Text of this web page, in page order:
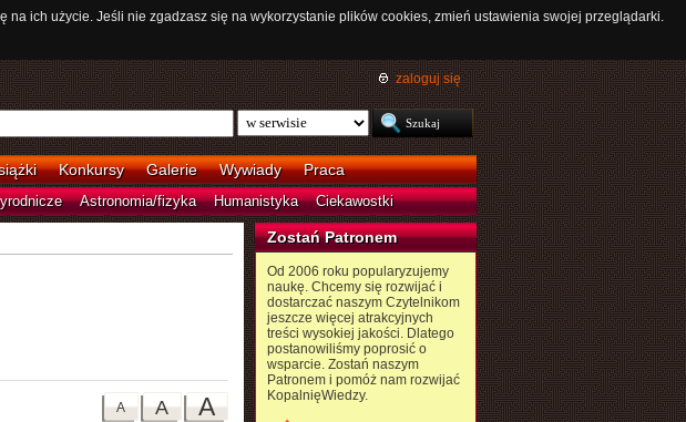
ich użycie. Jeśli nie zgadzasz się na wykorzystanie plików cookies, zmień ustawienia swojej przeglądarki.
zaloguj się
Konkursy Galerie Wywiady Praca
Astronomia/fizyka Humanistyka Ciekawostki
A
A
A
Zostań Patronem
Od 2006 roku popularyzujemy
naukę. Chcemy się rozwijać i
dostarczać naszym Czytelnikom
jeszcze więcej atrakcyjnych
treści wysokiej jakości. Dlatego
postanowiliśmy poprosić o
wsparcie. Zostań naszym
Patronem i pomóż nam rozwijać
KopalnięWiedzy.